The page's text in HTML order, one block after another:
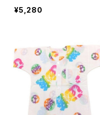
き 木綿晒 平和柄 黒×
ラスタグラデーション 子供
人の仕立てシャツ てぬぐ
いシャツ 濱いちシャツ
焼津 浜通り 港町
¥5,280